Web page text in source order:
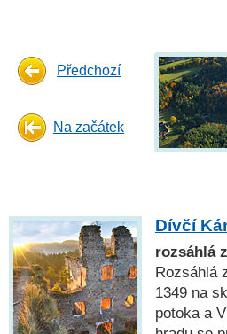
Předchozí
Na začátek
Dívčí
rozsáhlá
Rozsáhlá
1349 na
potoka a